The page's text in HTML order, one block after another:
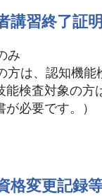
講習終了証
み
は、認知機能
能検査対象の方
必要です。）
格変更記録